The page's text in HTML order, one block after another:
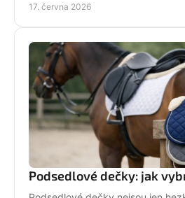
17. června 2026
Podsedlové dečky: jak